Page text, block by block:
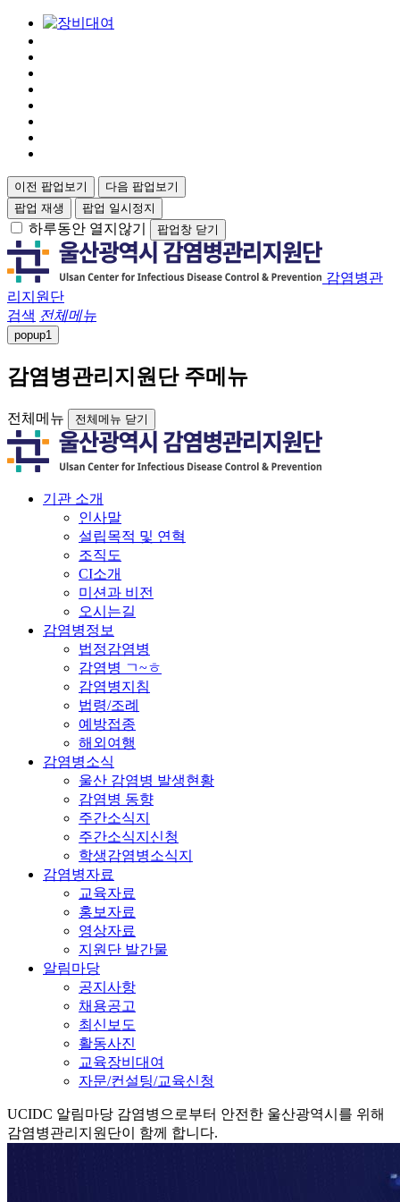
이전 팝업보기
다음 팝업보기
팝업 재생
팝업 일시정지
하루동안 열지않기 팝업창 닫기
감염병관
리지원단
검색 전체메뉴
popup1
감염병관리지원단 주메뉴
전체메뉴 전체메뉴 닫기
기관 소개
인사말
설립목적 및 연혁
조직도
CI소개
미션과 비전
오시는길
감염병정보
법정감염병
감염병 ㄱ~ㅎ
감염병지침
법령/조례
예방접종
해외여행
감염병소식
울산 감염병 발생현황
감염병 동향
주간소식지
주간소식지신청
학생감염병소식지
감염병자료
교육자료
홍보자료
영상자료
지원단 발간물
알림마당
공지사항
채용공고
최신보도
활동사진
교육장비대여
자문/컨설팅/교육신청
UCIDC 알림마당 감염병으로부터 안전한 울산광역시를 위해
감염병관리지원단이 함께 합니다.